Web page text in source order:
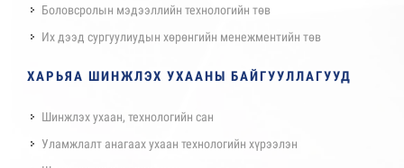
Боловсролын мэдээллийн технологийн төв
Их дээд сургуулиудын хөрөнгийн менежментийн төв
ХАРЬЯА ШИНЖЛЭХ УХААНЫ БАЙГУУЛЛАГУУД
Шинжлэх ухаан, технологийн сан
Уламжлалт анагаах ухаан технологийн хүрээлэн